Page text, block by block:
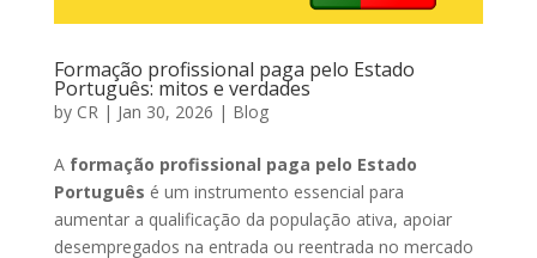
Formação profissional paga pelo Estado
Português: mitos e verdades
by CR | Jan 30, 2026 | Blog
A formação profissional paga pelo Estado
Português é um instrumento essencial para
aumentar a qualificação da população ativa, apoiar
desempregados na entrada ou reentrada no mercado